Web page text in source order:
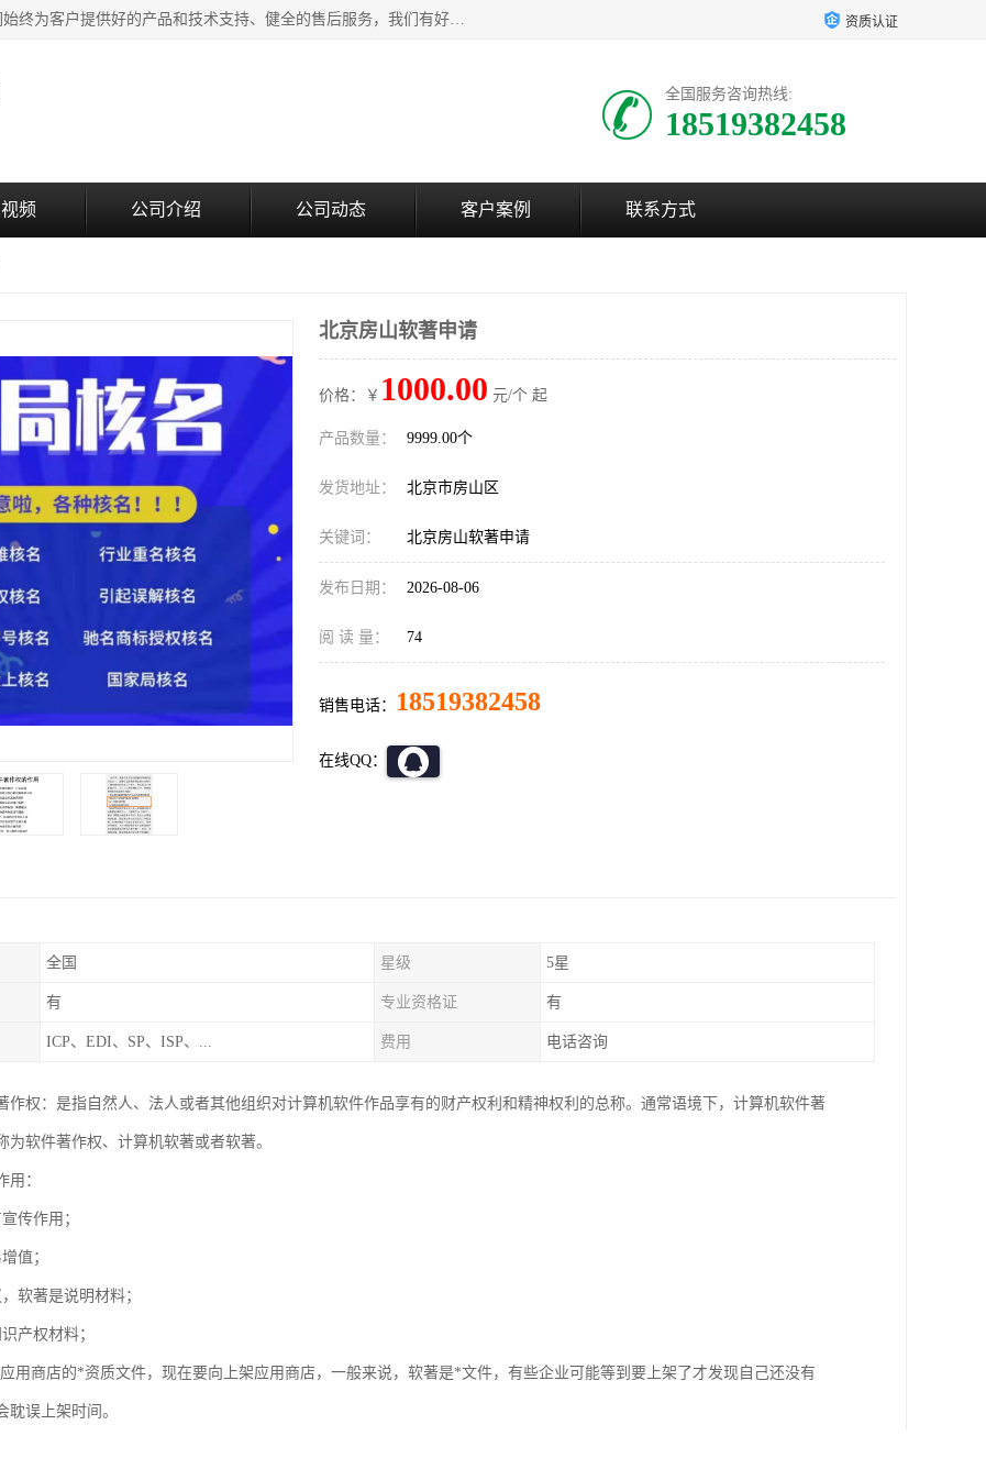
北京企铭星科技有限公司主要经营国家局疑难核名服务。我们始终为客户提供好的产品和技术支持、健全的售后服务，我们有好的产品和专业的销售和技术团队，我公司属于北京企业管理及投资咨询黄页行业，如果您对我公司的产品服务有兴趣，期待您在线留言或者来电咨询。 资质认证
全国服务咨询热线:
18519382458
频 公司介绍 公司动态 客户案例 联系方式
北京房山软著申请
价格：￥ 1000.00 元/个 起
产品数量： 9999.00个
发货地址： 北京市房山区
关键词： 北京房山软著申请
发布日期： 2026-08-06
阅 读 量： 74
销售电话： 18519382458
在线QQ：
全国 星级 5星
有 专业资格证 有
ICP、EDI、SP、ISP、... 费用 电话咨询
作权：是指自然人、法人或者其他组织对计算机软件作品享有的财产权利和精神权利的总称。通常语境下，计算机软件著
为软件著作权、计算机软著或者软著。
用：
传作用；
值；
软著是说明材料；
产权材料；
用商店的*资质文件，现在要向上架应用商店，一般来说，软著是*文件，有些企业可能等到要上架了才发现自己还没有
耽误上架时间。